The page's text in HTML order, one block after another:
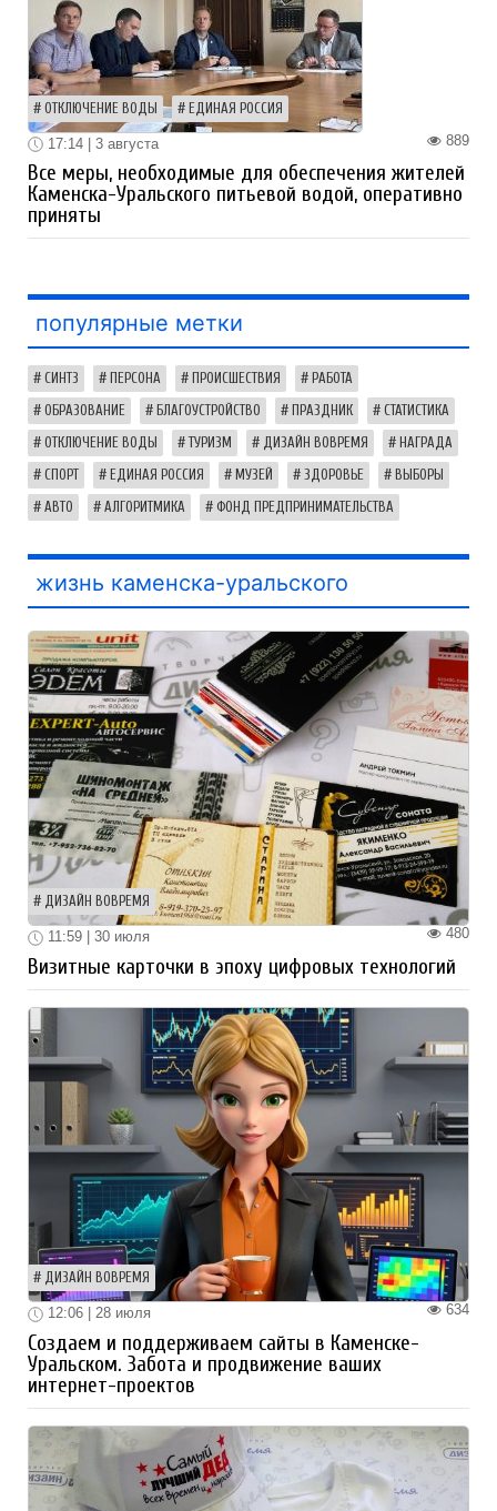
ОТКЛЮЧЕНИЕ ВОДЫ ЕДИНАЯ РОССИЯ
889
17:14 | 3 августа
Все меры, необходимые для обеспечения жителей
Каменска-Уральского питьевой водой, оперативно
приняты
популярные метки
СИНТЗ ПЕРСОНА ПРОИСШЕСТВИЯ РАБОТА
ОБРАЗОВАНИЕ БЛАГОУСТРОЙСТВО ПРАЗДНИК СТАТИСТИКА
ОТКЛЮЧЕНИЕ ВОДЫ ТУРИЗМ ДИЗАЙН ВОВРЕМЯ НАГРАДА
СПОРТ ЕДИНАЯ РОССИЯ МУЗЕЙ ЗДОРОВЬЕ ВЫБОРЫ
АВТО АЛГОРИТМИКА ФОНД ПРЕДПРИНИМАТЕЛЬСТВА
жизнь каменска-уральского
ДИЗАЙН ВОВРЕМЯ
480
11:59 | 30 июля
Визитные карточки в эпоху цифровых технологий
ДИЗАЙН ВОВРЕМЯ
634
12:06 | 28 июля
Создаем и поддерживаем сайты в Каменске-
Уральском. Забота и продвижение ваших
интернет-проектов